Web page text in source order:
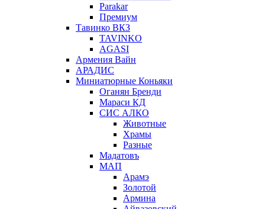
Parakar
Премиум
Тавинко ВКЗ
TAVINKO
AGASI
Армения Вайн
АРАДИС
Миниатюрные Коньяки
Оганян Бренди
Мараси КД
СИС АЛКО
Животные
Храмы
Разные
Мадатовъ
МАП
Арамэ
Золотой
Армина